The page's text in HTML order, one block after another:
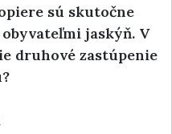
sú skutočne
jaskýň. V
druhové zastúpenie